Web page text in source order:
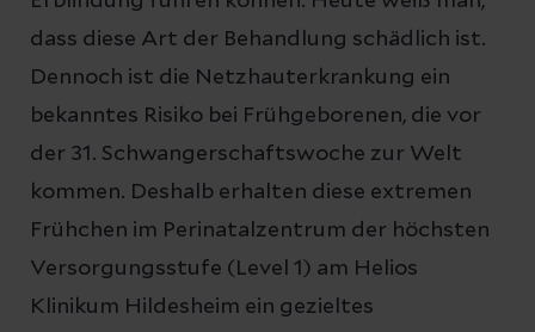
dass diese Art der Behandlung schädlich ist.
Dennoch ist die Netzhauterkrankung ein
bekanntes Risiko bei Frühgeborenen, die vor
der 31. Schwangerschaftswoche zur Welt
kommen. Deshalb erhalten diese extremen
Frühchen im Perinatalzentrum der höchsten
Versorgungsstufe (Level 1) am Helios
Klinikum Hildesheim ein gezieltes